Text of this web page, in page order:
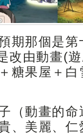
期那個是第
改由動畫(
糖果屋＋
（動畫的
、美麗、